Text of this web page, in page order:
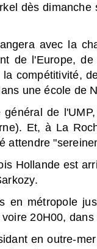
dès
avec la
de l'Europe,
compétitivité,
une école de
de
Et, à La
attendre
Hollande est
en métropole
20H00,
en outre-